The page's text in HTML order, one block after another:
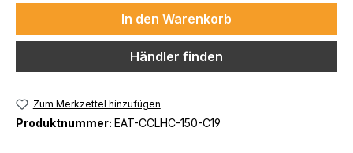
In den Warenkorb
Händler finden
Zum Merkzettel hinzufügen
Produktnummer: EAT-CCLHC-150-C19